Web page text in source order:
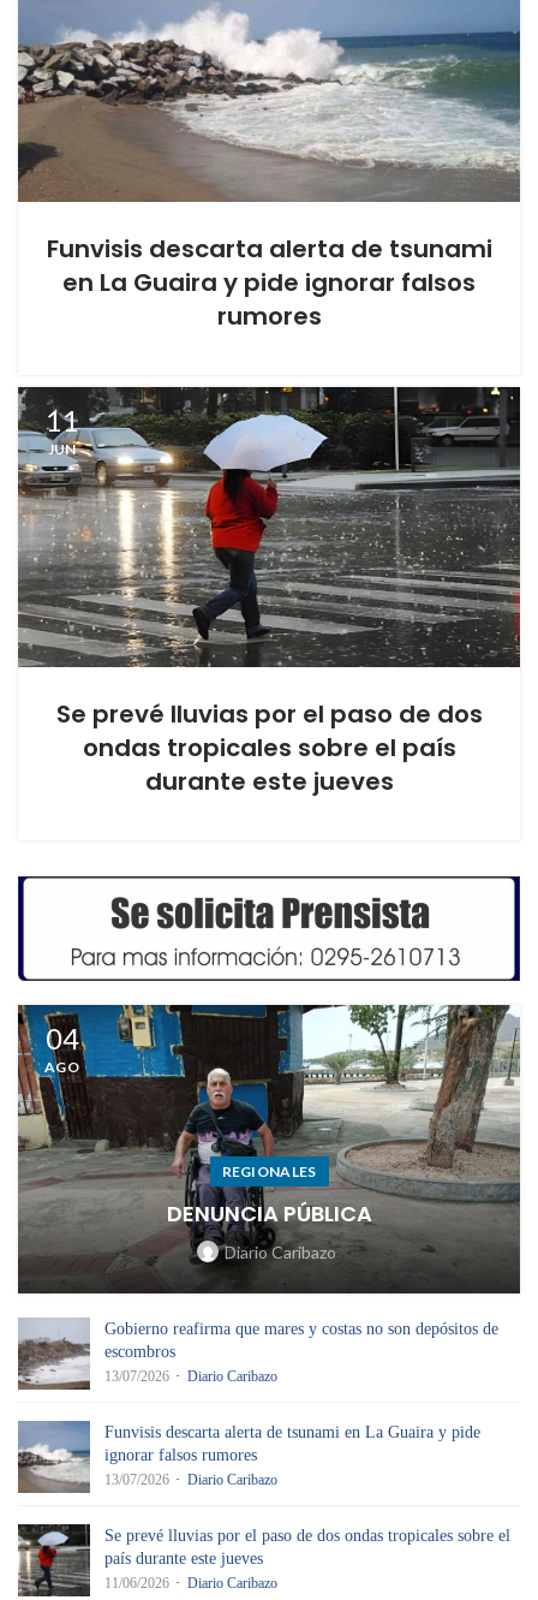
Funvisis descarta alerta de tsunami
en La Guaira y pide ignorar falsos
rumores
11
JUN
Se prevé lluvias por el paso de dos
ondas tropicales sobre el país
durante este jueves
04
AGO
REGIONALES
DENUNCIA PÚBLICA
Diario Caribazo
Gobierno reafirma que mares y costas no son depósitos de
escombros
13/07/2026 Diario Caribazo
Funvisis descarta alerta de tsunami en La Guaira y pide
ignorar falsos rumores
13/07/2026 Diario Caribazo
Se prevé lluvias por el paso de dos ondas tropicales sobre el
país durante este jueves
11/06/2026 Diario Caribazo